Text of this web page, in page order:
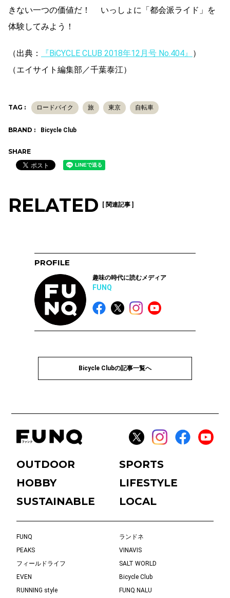
きない一つの価値だ！ いっしょに「都会派ライド」を
体験してみよう！
（出典： 『BiCYCLE CLUB 2018年12月号 No.404』 ）
（エイサイト編集部／千葉泰江）
TAG : ロードバイク 旅 東京 自転車
BRAND : Bicycle Club
SHARE
RELATED [ 関連記事 ]
PROFILE
趣味の時代に読むメディア
FUNQ
Bicycle Clubの記事一覧へ
OUTDOOR
SPORTS
HOBBY
LIFESTYLE
SUSTAINABLE
LOCAL
FUNQ
ランドネ
PEAKS
VINAVIS
フィールドライフ
SALT WORLD
EVEN
Bicycle Club
RUNNING style
FUNQ NALU